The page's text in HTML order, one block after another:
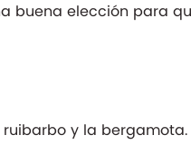
buena elección para
y la